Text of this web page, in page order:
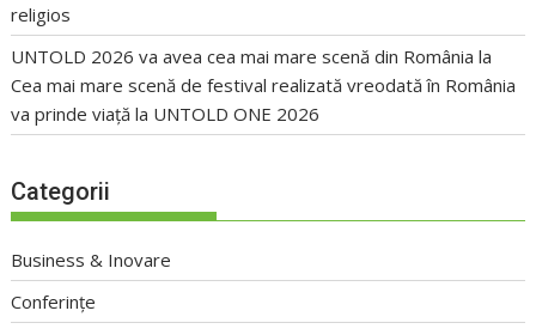
religios
UNTOLD 2026 va avea cea mai mare scenă din România la
Cea mai mare scenă de festival realizată vreodată în România
va prinde viață la UNTOLD ONE 2026
Categorii
Business & Inovare
Conferințe